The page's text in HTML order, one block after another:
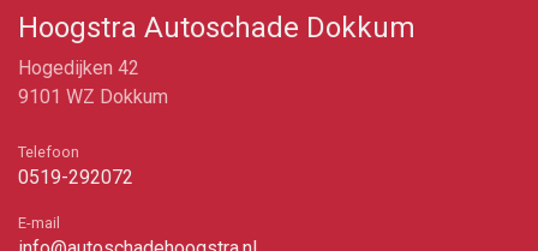
Hoogstra Autoschade Dokkum
Hogedijken 42
9101 WZ Dokkum
Telefoon
0519-292072
E-mail